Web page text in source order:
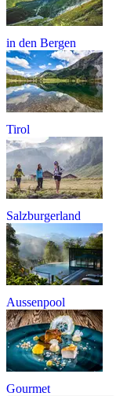
in den Bergen
Tirol
Salzburgerland
Aussenpool
Gourmet